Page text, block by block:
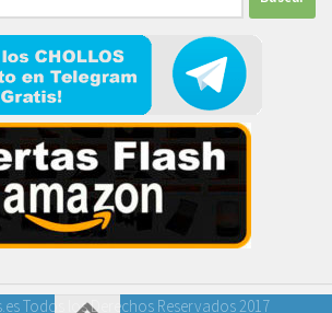
Todos los Derechos Reservados 2017